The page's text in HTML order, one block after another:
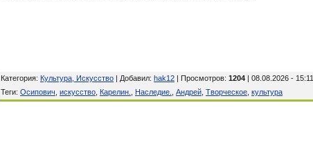
Категория: Культура, Искусство | Добавил: hak12 | Просмотров: 1204 | 08.08.2026 - 15:11
Теги: Осипович искусство Карелин. Наследие. Андрей Творческое культура